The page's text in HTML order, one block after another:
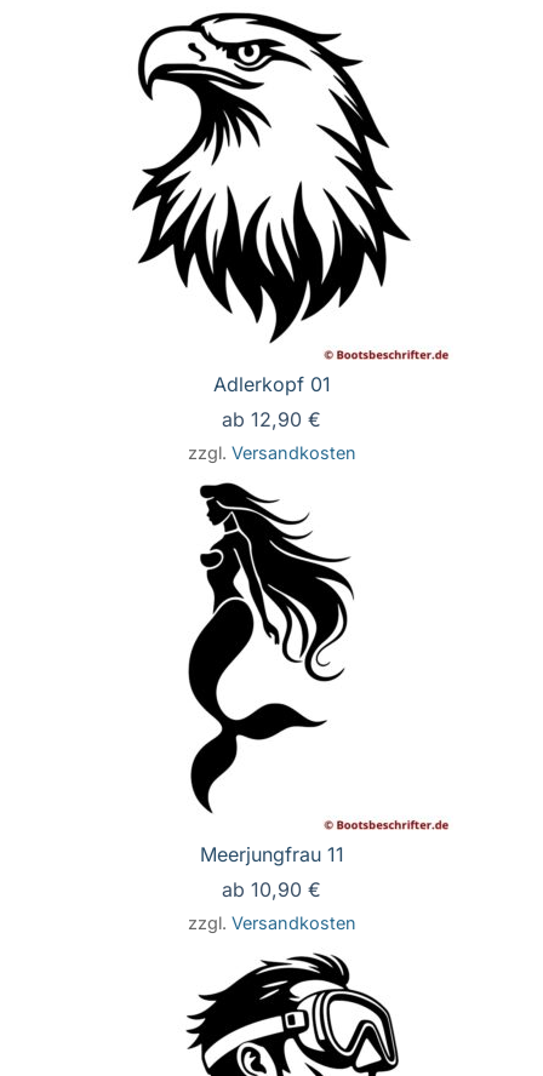
Adlerkopf 01
ab 12,90 €
zzgl. Versandkosten
Meerjungfrau 11
ab 10,90 €
zzgl. Versandkosten